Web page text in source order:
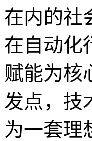
在内的社
在自动化
赋能为核
发点，技
为一套理